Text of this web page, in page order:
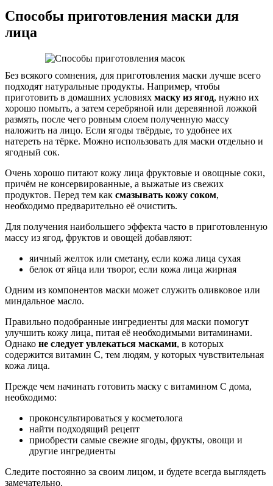
Способы приготовления маски для
лица
Без всякого сомнения, для приготовления маски лучше всего
подходят натуральные продукты. Например, чтобы
приготовить в домашних условиях маску из ягод, нужно их
хорошо помыть, а затем серебряной или деревянной ложкой
размять, после чего ровным слоем полученную массу
наложить на лицо. Если ягоды твёрдые, то удобнее их
натереть на тёрке. Можно использовать для маски отдельно и
ягодный сок.
Очень хорошо питают кожу лица фруктовые и овощные соки,
причём не консервированные, а выжатые из свежих
продуктов. Перед тем как смазывать кожу соком,
необходимо предварительно её очистить.
Для получения наибольшего эффекта часто в приготовленную
массу из ягод, фруктов и овощей добавляют:
яичный желток или сметану, если кожа лица сухая
белок от яйца или творог, если кожа лица жирная
Одним из компонентов маски может служить оливковое или
миндальное масло.
Правильно подобранные ингредиенты для маски помогут
улучшить кожу лица, питая её необходимыми витаминами.
Однако не следует увлекаться масками, в которых
содержится витамин С, тем людям, у которых чувствительная
кожа лица.
Прежде чем начинать готовить маску с витамином С дома,
необходимо:
проконсультироваться у косметолога
найти подходящий рецепт
приобрести самые свежие ягоды, фрукты, овощи и
другие ингредиенты
Следите постоянно за своим лицом, и будете всегда выглядеть
замечательно.